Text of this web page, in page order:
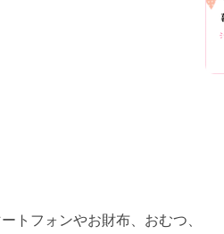
トフォンやお財布、おむつ、